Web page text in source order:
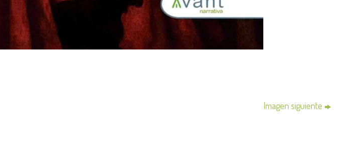
Imagen siguiente